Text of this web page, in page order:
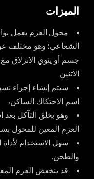
الميزات
محول العزم يعمل
الشعاعي؛ وهو مختلف عن
جسم أو ينوي الانزلاق
الاثنين
سيتم إنشاء إجراء
اسم الاحتكاك الساكن،
وهو يخلق التآكل
العزم المعين للمحول
والطحن.
قد ينخفض العزم